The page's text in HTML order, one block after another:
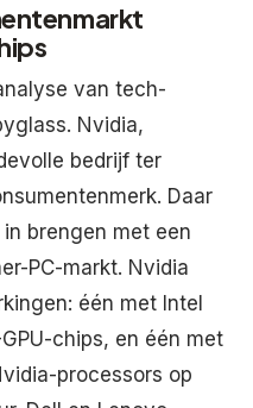
van tech-
Nvidia,
bedrijf ter
Daar
brengen met een
PC-markt. Nvidia
één met Intel
chips, en één met
processors op